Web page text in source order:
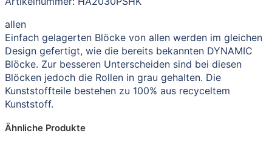
allen
Einfach gelagerten Blöcke von allen werden im gleichen
Design gefertigt, wie die bereits bekannten DYNAMIC
Blöcke. Zur besseren Unterscheiden sind bei diesen
Blöcken jedoch die Rollen in grau gehalten. Die
Kunststoffteile bestehen zu 100% aus recyceltem
Kunststoff.
Ähnliche Produkte